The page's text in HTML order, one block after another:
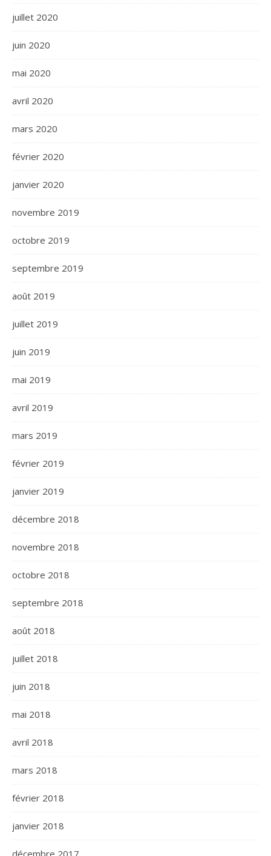
juillet 2020
juin 2020
mai 2020
avril 2020
mars 2020
février 2020
janvier 2020
novembre 2019
octobre 2019
septembre 2019
août 2019
juillet 2019
juin 2019
mai 2019
avril 2019
mars 2019
février 2019
janvier 2019
décembre 2018
novembre 2018
octobre 2018
septembre 2018
août 2018
juillet 2018
juin 2018
mai 2018
avril 2018
mars 2018
février 2018
janvier 2018